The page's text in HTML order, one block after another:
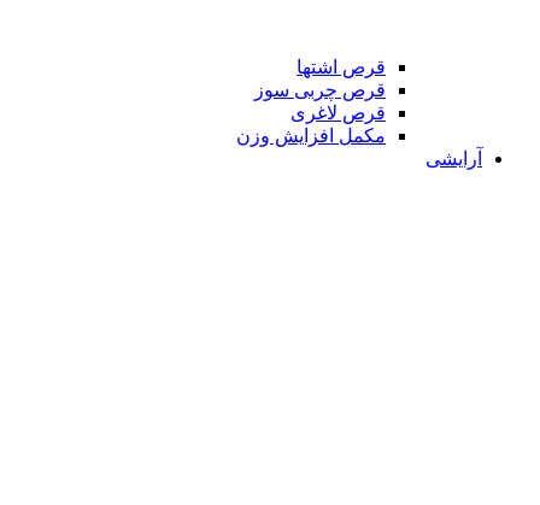
قرص اشتها
قرص چربی سوز
قرص لاغری
مکمل افزایش وزن
آرایشی